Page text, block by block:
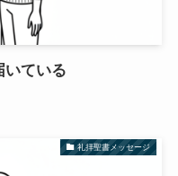
いている
礼拝聖書メッセージ